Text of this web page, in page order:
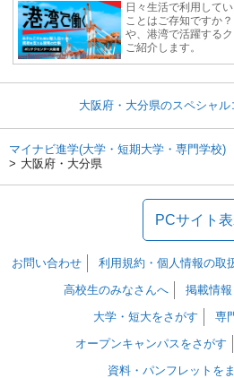
日々生活で利用して
ことはご存知ですか
や、港湾で活躍する
ご紹介します。
大阪府・大分県のスペシャ
マイナビ進学(大学・短期大学・専門学校)
大阪府・大分県
PCサイト
お問い合わせ 利用規約・個人情報の取
高校生のみなさんへ
掲載情
大学・短大をさがす
専
オープンキャンパスをさがす
資料・パンフレットを